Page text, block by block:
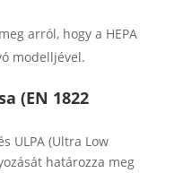
arról, hogy a HEPA
modelljével.
(EN 1822
ULPA (Ultra Low
határozza meg